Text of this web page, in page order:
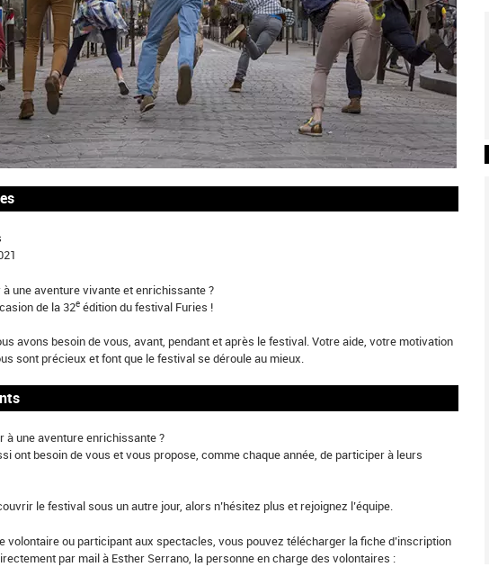
une aventure vivante et enrichissante ?
de la 32e édition du festival Furies !
avons besoin de vous, avant, pendant et après le festival. Votre aide, votre motivation
sont précieux et font que le festival se déroule au mieux.
à une aventure enrichissante ?
ont besoin de vous et vous propose, comme chaque année, de participer à leurs
le festival sous un autre jour, alors n’hésitez plus et rejoignez l’équipe.
volontaire ou participant aux spectacles, vous pouvez télécharger la fiche d’inscription
par mail à Esther Serrano, la personne en charge des volontaires :